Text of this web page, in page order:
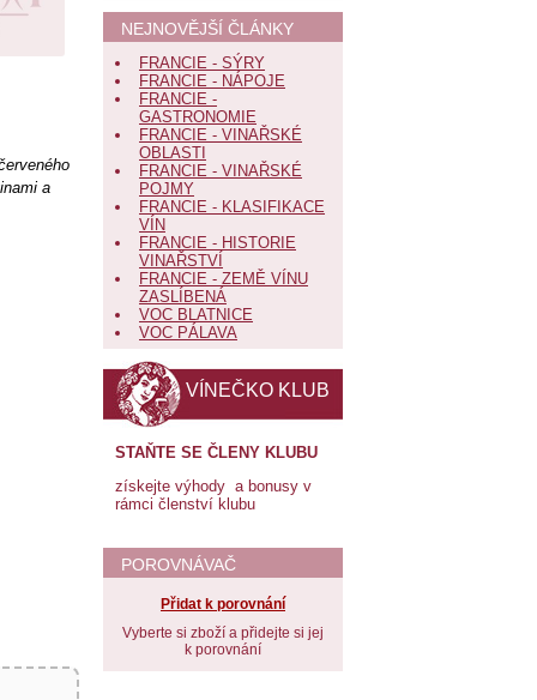
a
NEJNOVĚJŠÍ ČLÁNKY
FRANCIE - SÝRY
FRANCIE - NÁPOJE
FRANCIE -
GASTRONOMIE
FRANCIE - VINAŘSKÉ
OBLASTI
FRANCIE - VINAŘSKÉ
POJMY
FRANCIE - KLASIFIKACE
VÍN
FRANCIE - HISTORIE
VINAŘSTVÍ
FRANCIE - ZEMĚ VÍNU
ZASLÍBENÁ
VOC BLATNICE
VOC PÁLAVA
VÍNEČKO KLUB
STAŇTE SE ČLENY KLUBU
získejte výhody a bonusy v
rámci členství klubu
POROVNÁVAČ
Přidat k porovnání
Vyberte si zboží a přidejte si jej
k porovnání